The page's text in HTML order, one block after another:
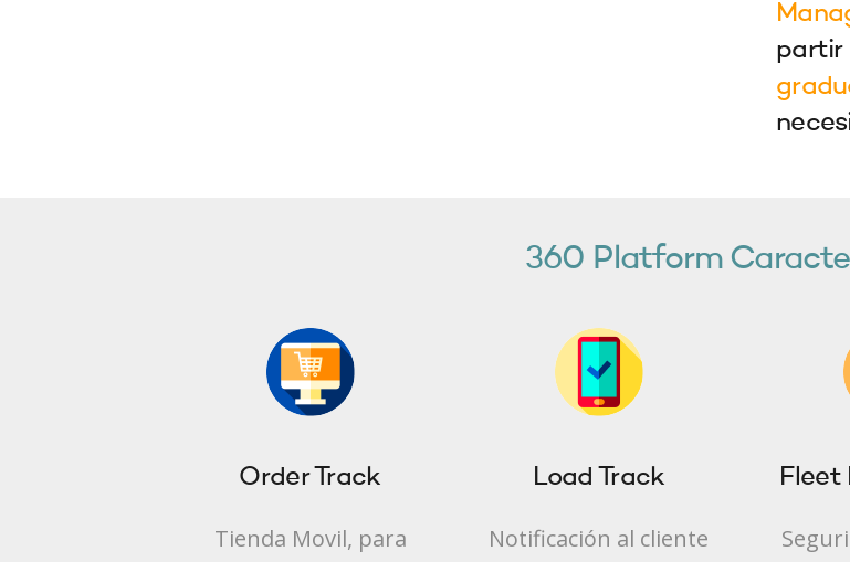
partir
360 Platform
Order Track
Tienda Movil, para
Load Track
Notificación al cliente
Fleet